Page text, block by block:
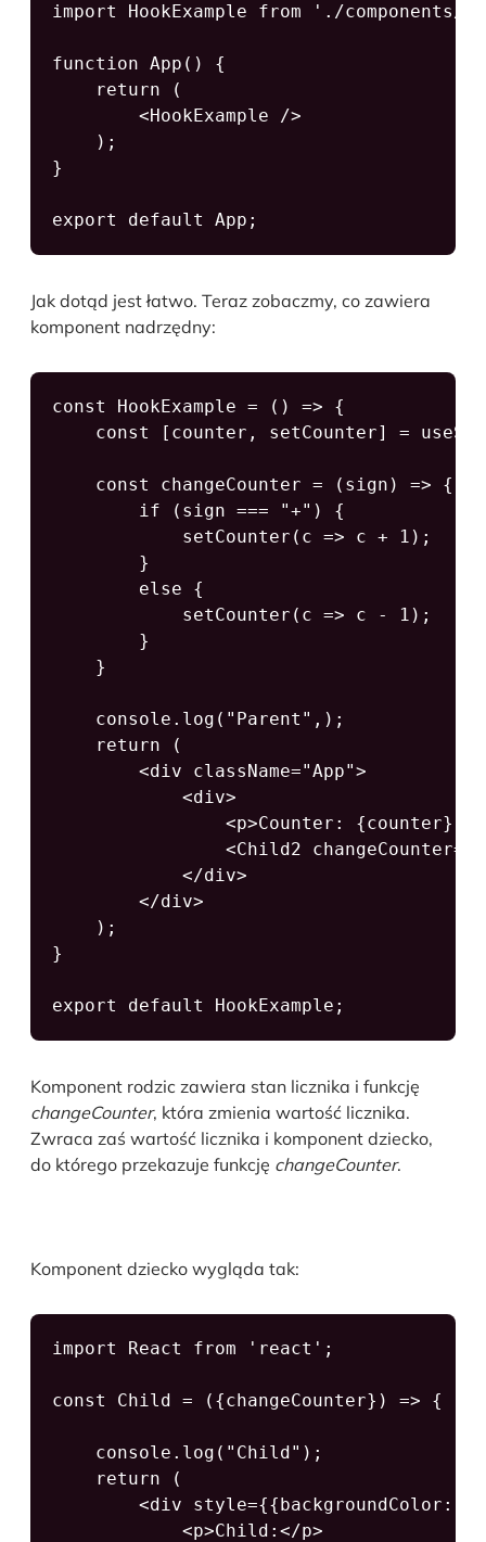
import HookExample from './components/
function App() {
    return (
        <HookExample />
    );
}
export default App;
Jak dotąd jest łatwo. Teraz zobaczmy, co zawiera
komponent nadrzędny:
const HookExample = () => {
const [counter, setCounter] =
    const changeCounter = (sign) => {
        if (sign === "+") {
            setCounter(c => c + 1);
        }
        else {
            setCounter(c => c - 1);
        }
    }
    console.log("Parent",);
    return (
        <div className="App">
            <div>
<p>Counter: {counter}
<Child2
            </div>
        </div>
    );
}
export default HookExample;
Komponent rodzic zawiera stan licznika i funkcję
changeCounter, która zmienia wartość licznika.
Zwraca zaś wartość licznika i komponent dziecko,
do którego przekazuje funkcję changeCounter.
Komponent dziecko wygląda tak:
import React from 'react';
const Child = ({changeCounter}) => {
    console.log("Child");
    return (
<div style={{backgroundColor:
            <p>Child:</p>